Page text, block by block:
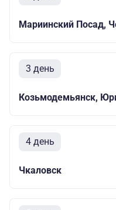
Мариинский Посад,
3 день
Козьмодемьянск,
4 день
Чкаловск